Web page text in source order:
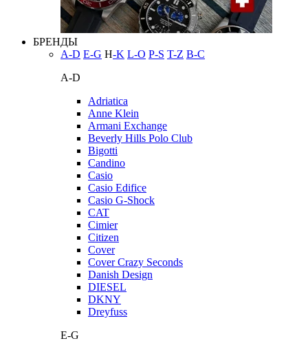
БРЕНДЫ
A-D E-G H-K L-O P-S T-Z В-С
A-D
Adriatica
Anne Klein
Armani Exchange
Beverly Hills Polo Club
Bigotti
Candino
Casio
Casio Edifice
Casio G-Shock
CAT
Cimier
Citizen
Cover
Cover Crazy Seconds
Danish Design
DIESEL
DKNY
Dreyfuss
E-G